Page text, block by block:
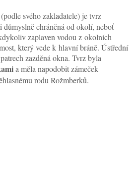
(podle svého zakladatele) je tvrz
důmyslně chráněná od okolí, neboť
zaplaven vodou z okolních
který vede k hlavní bráně. Ústřední
zazděná okna. Tvrz byla
a měla napodobit zámeček
rodu Rožmberků.